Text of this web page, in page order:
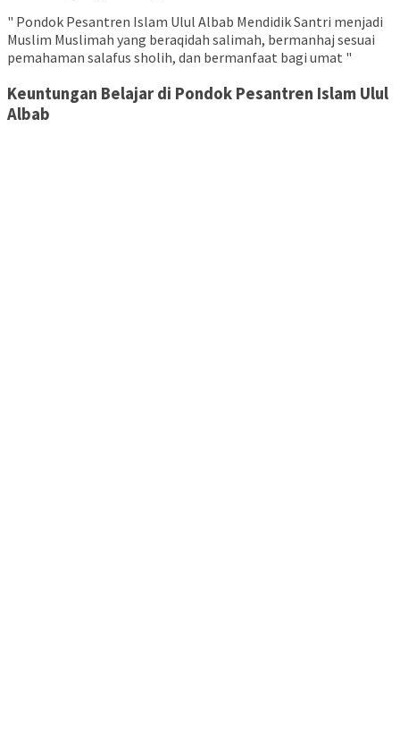
" Pondok Pesantren Islam Ulul Albab Mendidik Santri menjadi
Muslim Muslimah yang beraqidah salimah, bermanhaj sesuai
pemahaman salafus sholih, dan bermanfaat bagi umat "
Keuntungan Belajar di Pondok Pesantren Islam Ulul
Albab